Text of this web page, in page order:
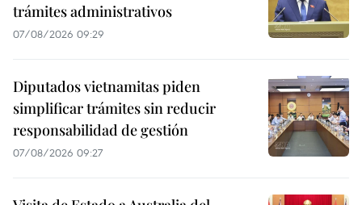
trámites administrativos
07/08/2026 09:29
Diputados vietnamitas piden
simplificar trámites sin reducir
responsabilidad de gestión
07/08/2026 09:27